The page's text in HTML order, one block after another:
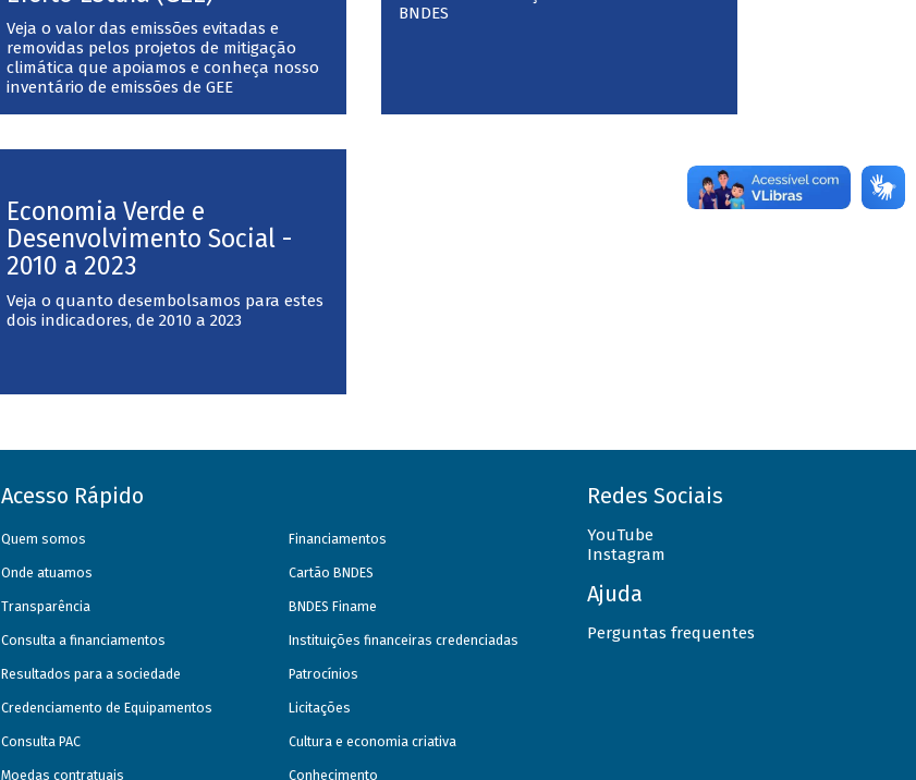
Veja o valor das emissões evitadas e
removidas pelos projetos de mitigação
climática que apoiamos e conheça nosso
inventário de emissões de GEE
BNDES
Economia Verde e
Desenvolvimento Social -
2010 a 2023
Veja o quanto desembolsamos para estes
dois indicadores, de 2010 a 2023
Acesso Rápido
Quem somos
Onde atuamos
Transparência
Consulta a financiamentos
Resultados para a sociedade
Credenciamento de Equipamentos
Consulta PAC
Moedas contratuais
Financiamentos
Cartão BNDES
BNDES Finame
Instituições financeiras credenciadas
Patrocínios
Licitações
Cultura e economia criativa
Conhecimento
Redes Sociais
YouTube
Instagram
Ajuda
Perguntas frequentes